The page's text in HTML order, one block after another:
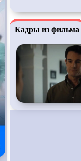
Про викингов
Про деревню
Про зомби
Кадры из фильма